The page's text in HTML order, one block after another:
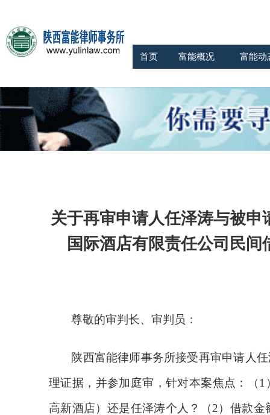
首页 富能概况 富能动
关于再审申请人任泽涛与被申
国际酒店有限责任公司民间
尊敬的审判长、审判员 ：
陕西富能律师事务所接受再审申请人
理证据，并参加庭审，针对本案焦点：（1
高新酒店）还是任泽涛个人？（2）借款